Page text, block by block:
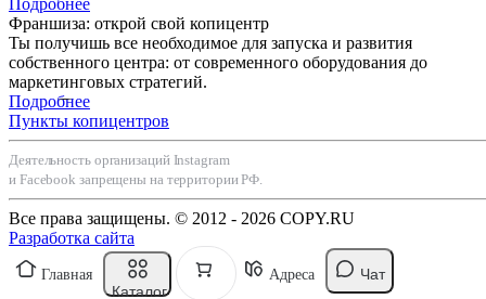
Франшиза: открой свой копицентр
Ты получишь все необходимое для запуска и развития
собственного центра: от современного оборудования до
маркетинговых стратегий.
Подробнее
Пункты копицентров
Деятельность организаций Instagram
и Facebook запрещены на территории РФ.
Все права защищены. © 2012 - 2026 COPY.RU
Разработка сайта
Главная
Каталог
Адреса Чат